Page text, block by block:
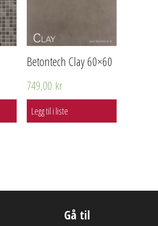
Betontech Clay 60×60
749,00 kr
Legg til i liste
Gå til